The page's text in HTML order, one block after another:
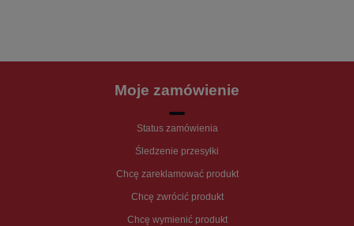
Moje zamówienie
Status zamówienia
Śledzenie przesyłki
Chcę zareklamować produkt
Chcę zwrócić produkt
Chcę wymienić produkt